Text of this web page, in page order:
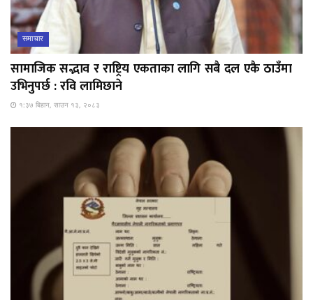
समाचार
सामाजिक सद्भाव र राष्ट्रिय एकताका लागि सबै दल एकै ठाउँमा
उभिनुपर्छ : रवि लामिछाने
१:३७ बिहान, साउन १३, २०८३